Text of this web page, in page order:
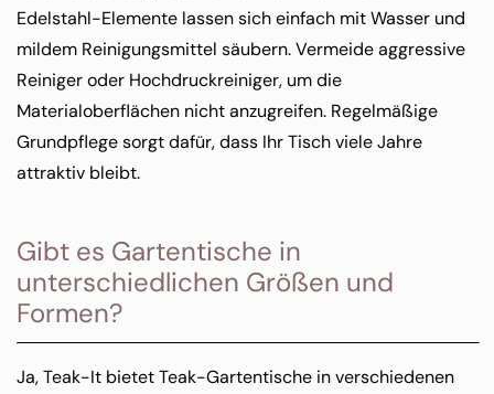
Edelstahl-Elemente lassen sich einfach mit Wasser und
mildem Reinigungsmittel säubern. Vermeide aggressive
Reiniger oder Hochdruckreiniger, um die
Materialoberflächen nicht anzugreifen. Regelmäßige
Grundpflege sorgt dafür, dass Ihr Tisch viele Jahre
attraktiv bleibt.
Gibt es Gartentische in
unterschiedlichen Größen und
Formen?
Ja, Teak-It bietet Teak-Gartentische in verschiedenen